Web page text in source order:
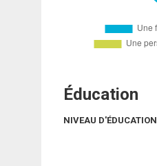
Éducation
NIVEAU D'ÉDUCATION